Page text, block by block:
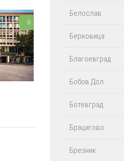
0
Белослав
Берковица
Благоевград
Бобов Дол
Ботевград
Брацигово
Брезник